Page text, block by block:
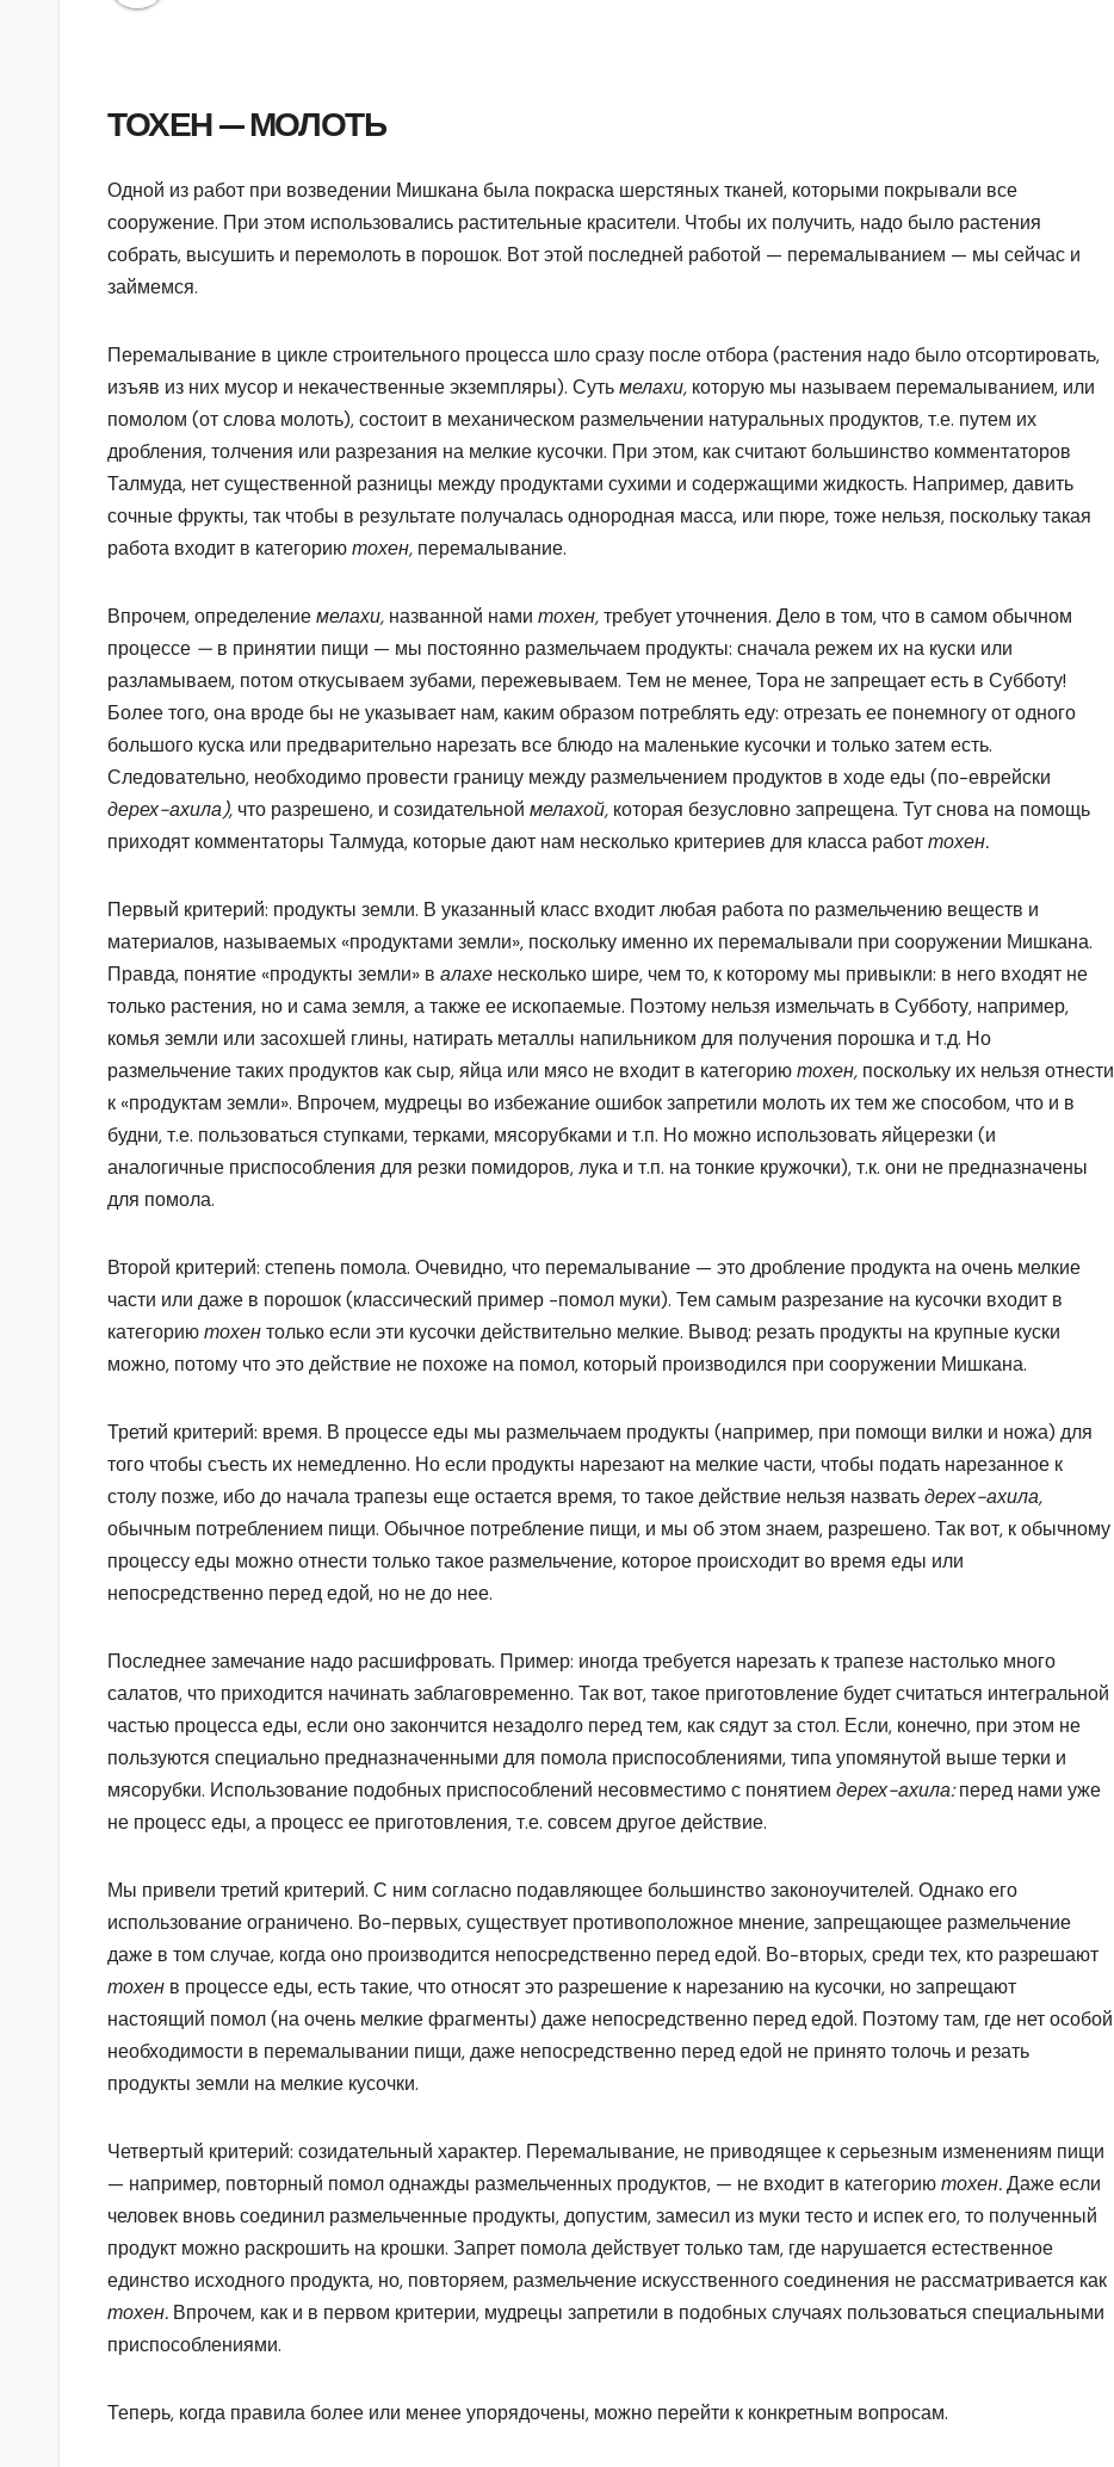
ТОХЕН — МОЛОТЬ
Одной из работ при возведении Мишкана была покраска шерстяных тканей, которыми покрывали все
сооружение. При этом использовались растительные красители. Чтобы их получить, надо было растения
собрать, высушить и перемолоть в порошок. Вот этой последней работой — перемалыванием — мы сейчас и
займемся.
Перемалывание в цикле строительного процесса шло сразу после отбора (растения надо было отсортировать,
изъяв из них мусор и некачественные экземпляры). Сутьмелахи, которую мы называем перемалыванием, или
помолом (от слова молоть), состоит в механическом размельчении натуральных продуктов, т.е. путем их
дробления, толчения или разрезания на мелкие кусочки. При этом, как считают большинство комментаторов
Талмуда, нет существенной разницы между продуктами сухими и содержащими жидкость. Например, давить
сочные фрукты, так чтобы в результате получалась однородная масса, или пюре, тоже нельзя, поскольку такая
работа входит в категориютохен, перемалывание.
Впрочем, определениемелахи, названной нами тохен,требует уточнения. Дело в том, что в самом обычном
процессе — в принятии пищи — мы постоянно размельчаем продукты: сначала режем их на куски или
разламываем, потом откусываем зубами, пережевываем. Тем не менее, Тора не запрещает есть в Субботу!
Более того, она вроде бы не указывает нам, каким образом потреблять еду: отрезать ее понемногу от одного
большого куска или предварительно нарезать все блюдо на маленькие кусочки и только затем есть.
Следовательно, необходимо провести границу между размельчением продуктов в ходе еды (по-еврейски
дерех-ахила), что разрешено, и созидательной мелахой, которая безусловно запрещена. Тут снова на помощь
приходят комментаторы Талмуда, которые дают нам несколько критериев для класса работтохен.
Первый критерий: продукты земли. В указанный класс входит любая работа по размельчению веществ и
материалов, называемых «продуктами земли», поскольку именно их перемалывали при сооружении Мишкана.
Правда, понятие «продукты земли» в алахе несколько шире, чем то, к которому мы привыкли: в него входят не
только растения, но и сама земля, а также ее ископаемые. Поэтому нельзя измельчать в Субботу, например,
комья земли или засохшей глины, натирать металлы напильником для получения порошка и т.д. Но
размельчение таких продуктов как сыр, яйца или мясо не входит в категориютохен, поскольку их нельзя отнести
к «продуктам земли». Впрочем, мудрецы во избежание ошибок запретили молоть их тем же способом, что и в
будни, т.е. пользоваться ступками, терками, мясорубками и т.п. Но можно использовать яйцерезки (и
аналогичные приспособления для резки помидоров, лука и т.п. на тонкие кружочки), т.к. они не предназначены
для помола.
Второй критерий: степень помола. Очевидно, что перемалывание — это дробление продукта на очень мелкие
части или даже в порошок (классический пример -помол муки). Тем самым разрезание на кусочки входит в
категориютохентолько если эти кусочки действительно мелкие. Вывод: резать продукты на крупные куски
можно, потому что это действие не похоже на помол, который производился при сооружении Мишкана.
Третий критерий: время. В процессе еды мы размельчаем продукты (например, при помощи вилки и ножа) для
того чтобы съесть их немедленно. Но если продукты нарезают на мелкие части, чтобы подать нарезанное к
столу позже, ибо до начала трапезы еще остается время, то такое действие нельзя назватьдерех-ахила,
обычным потреблением пищи. Обычное потребление пищи, и мы об этом знаем, разрешено. Так вот, к обычному
процессу еды можно отнести только такое размельчение, которое происходит во время еды или
непосредственно перед едой, но не до нее.
Последнее замечание надо расшифровать. Пример: иногда требуется нарезать к трапезе настолько много
салатов, что приходится начинать заблаговременно. Так вот, такое приготовление будет считаться интегральной
частью процесса еды, если оно закончится незадолго перед тем, как сядут за стол. Если, конечно, при этом не
пользуются специально предназначенными для помола приспособлениями, типа упомянутой выше терки и
мясорубки. Использование подобных приспособлений несовместимо с понятием дерех-ахила:перед нами уже
не процесс еды, а процесс ее приготовления, т.е. совсем другое действие.
Мы привели третий критерий. С ним согласно подавляющее большинство законоучителей. Однако его
использование ограничено. Во-первых, существует противоположное мнение, запрещающее размельчение
даже в том случае, когда оно производится непосредственно перед едой. Во-вторых, среди тех, кто разрешают
тохен в процессе еды, есть такие, что относят это разрешение к нарезанию на кусочки, но запрещают
настоящий помол (на очень мелкие фрагменты) даже непосредственно перед едой. Поэтому там, где нет особой
необходимости в перемалывании пищи, даже непосредственно перед едой не принято толочь и резать
продукты земли на мелкие кусочки.
Четвертый критерий: созидательный характер. Перемалывание, не приводящее к серьезным изменениям пищи
— например, повторный помол однажды размельченных продуктов, — не входит в категориютохен.Даже если
человек вновь соединил размельченные продукты, допустим, замесил из муки тесто и испек его, то полученный
продукт можно раскрошить на крошки. Запрет помола действует только там, где нарушается естественное
единство исходного продукта, но, повторяем, размельчение искусственного соединения не рассматривается как
тохен. Впрочем, как и в первом критерии, мудрецы запретили в подобных случаях пользоваться специальными
приспособлениями.
Теперь, когда правила более или менее упорядочены, можно перейти к конкретным вопросам.